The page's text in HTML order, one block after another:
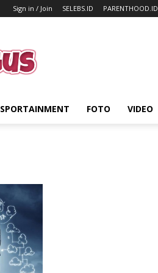
Sign in / Join SELEBS.ID PARENTHOOD.ID
SPORTAINMENT FOTO VIDEO